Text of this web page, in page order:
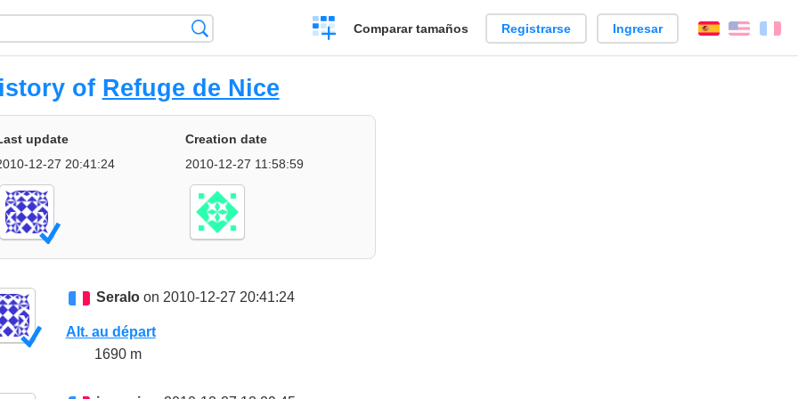
Crear
una
Comparar tamaños Registrarse Ingresar EspañolEnglish
of Refuge de Nice
update
12-27 20:41:24
Creation date
2010-12-27 11:58:59
Seralo on 2010-12-27 20:41:24
Alt. au départ
1690 m